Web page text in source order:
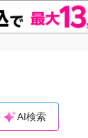
AI検索